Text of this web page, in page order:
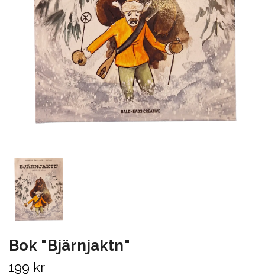
Bok "Bjärnjaktn"
199 kr